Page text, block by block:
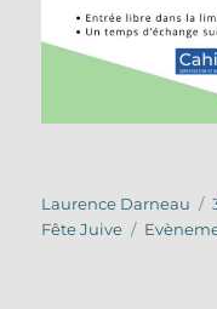
Auteur
Laurence Darneau
Fête Juive